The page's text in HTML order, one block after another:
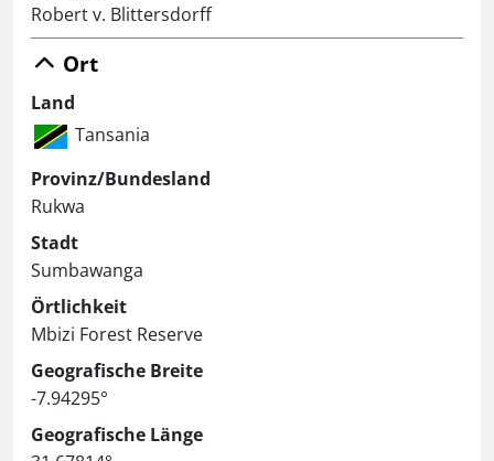
Robert v. Blittersdorff
Ort
Land
Tansania
Provinz/Bundesland
Rukwa
Stadt
Sumbawanga
Örtlichkeit
Mbizi Forest Reserve
Geografische Breite
-7.94295°
Geografische Länge